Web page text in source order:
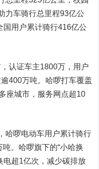
力车骑行总里程93亿公
国用户累计骑行416亿公
认证车主1800万，用户
400万吨。哈啰打车覆盖
座城市，服务网点超10
啰电动车用户累计骑行
。哈啰旗下的“小哈换
电超1亿次，减少碳排放